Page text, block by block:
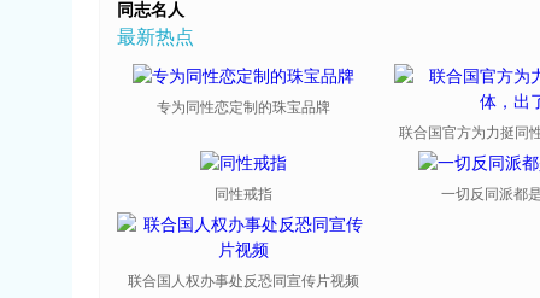
同志名人
最新热点
专为同性恋定制的珠宝品牌
联合国官方为力挺同
同性戒指 一切反同派都
联合国人权办事处反恐同宣传片视频